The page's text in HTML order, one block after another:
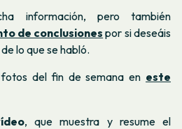
información, pero también
de conclusiones por si deseáis
lo que se habló.
del fin de semana en este
, que muestra y resume el